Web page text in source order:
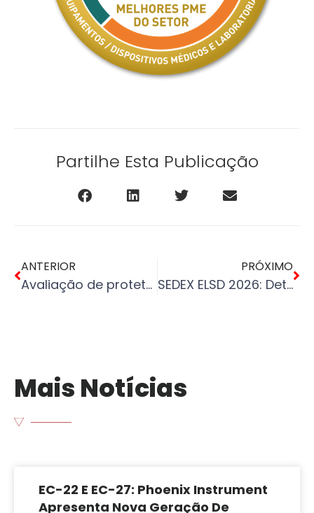
Partilhe Esta Publicação
ANTERIOR
Avaliação de protetores solares utilizando um sistema de medição espectroscópica FPS/PA
PRÓXIMO
SEDEX ELSD 2026: Detetores ELSD para para Cromatografia
Mais Notícias
EC-22 E EC-27: Phoenix Instrument
Apresenta Nova Geração De